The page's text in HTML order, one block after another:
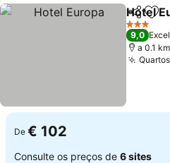
Partilhar
Hotel
3 Estrelas
9,0
a 0.1
De € 102
Consulte os preços de 6 sites